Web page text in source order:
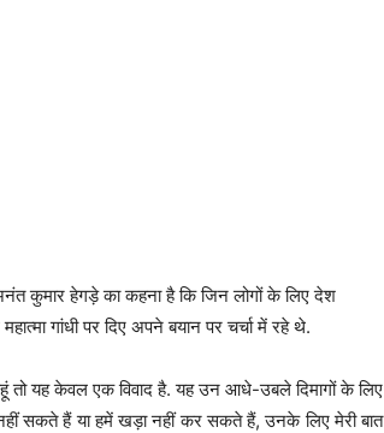
अनंत कुमार हेगड़े का कहना है कि जिन लोगों के लिए देश
गांधी पर दिए अपने बयान पर चर्चा में रहे थे.
तो यह केवल एक विवाद है. यह उन आधे-उबले दिमागों के लिए
नहीं सकते हैं या हमें खड़ा नहीं कर सकते हैं, उनके लिए मेरी बात